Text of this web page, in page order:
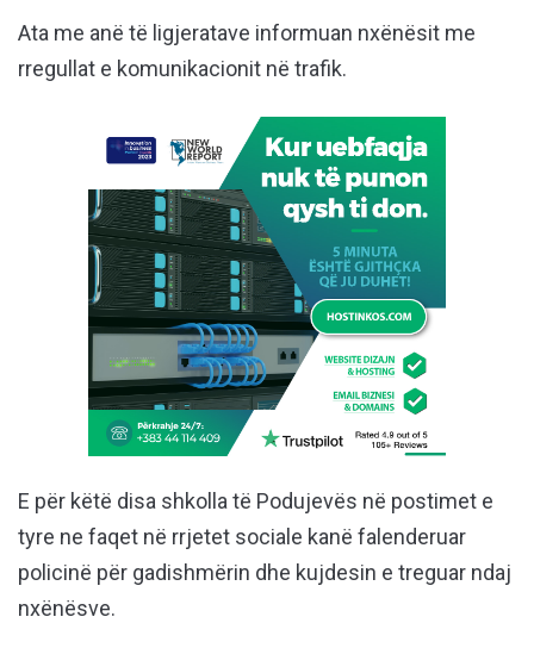
Ata me anë të ligjeratave informuan nxënësit me
rregullat e komunikacionit në trafik.
E për këtë disa shkolla të Podujevës në postimet e
tyre ne faqet në rrjetet sociale kanë falenderuar
policinë për gadishmërin dhe kujdesin e treguar ndaj
nxënësve.